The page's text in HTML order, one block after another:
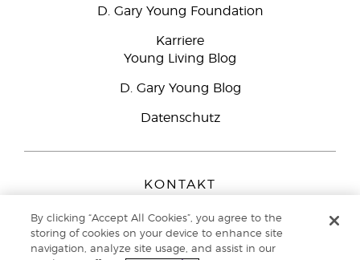
D. Gary Young Foundation
Karriere
Young Living Blog
D. Gary Young Blog
Datenschutz
KONTAKT
Peizerweg 97
9727 AJ Groningen
Netherlands
By clicking “Accept All Cookies”, you agree to the
storing of cookies on your device to enhance site
navigation, analyze site usage, and assist in our